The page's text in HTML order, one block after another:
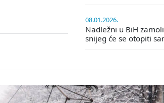
08.01.2026.
Nadležni u BiH
snijeg će se otopiti